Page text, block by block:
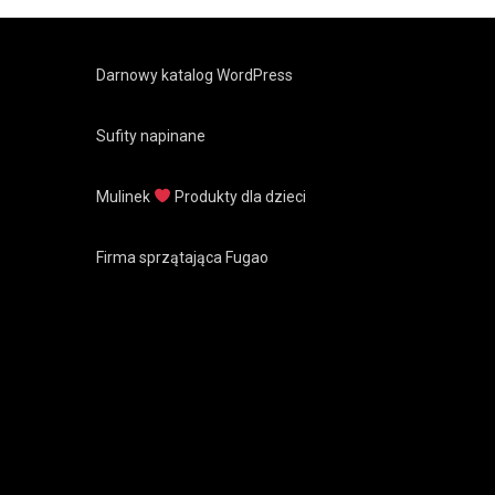
Darnowy katalog WordPress
Sufity napinane
Mulinek Produkty dla dzieci
Firma sprzątająca Fugao